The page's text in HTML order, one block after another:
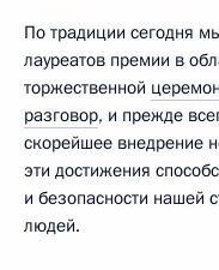
По традиции сегодня
лауреатов премии в
торжественной
разговор, и прежде
скорейшее внедрение
эти достижения
и безопасности нашей
людей.